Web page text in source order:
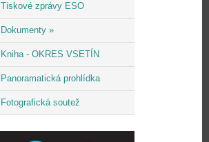
Tiskové zprávy ESO
Dokumenty »
Kniha - OKRES VSETÍN
Panoramatická prohlídka
Fotografická soutež